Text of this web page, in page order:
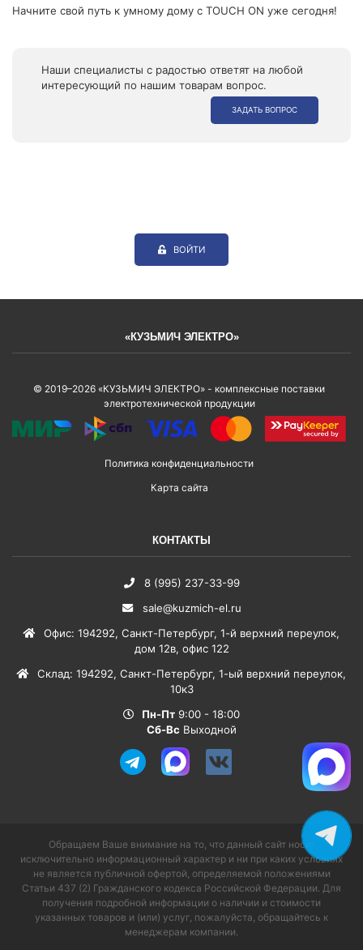
Начните свой путь к умному дому с TOUCH ON уже сегодня!
Наши специалисты с радостью ответят на любой
интересующий по нашим товарам вопрос.
ЗАДАТЬ ВОПРОС
ВОЙТИ
«КУЗЬМИЧ ЭЛЕКТРО»
© 2019–2026 «КУЗЬМИЧ ЭЛЕКТРО» - комплексные поставки
электротехнической продукции
Политика конфиденциальности
Карта сайта
КОНТАКТЫ
8 (995) 237-33-99
sale@kuzmich-el.ru
Офис: 194292, Санкт-Петербург, 1-й верхний переулок,
дом 12в, офис 122
Склад: 194292, Санкт-Петербург, 1-ый верхний переулок,
10к3
Пн-Пт 9:00 - 18:00
Сб-Вс Выходной
Обращаем Ваше внимание на то, что данный сайт носит
исключительно информационный характер и ни при каких условиях
не является публичной офертой, определяемой положениями
Статьи 437 (2) Гражданского кодекса Российской Федерации. Для
получения подробной информации о наличии и стоимости
указанных товаров и (или) услуг, пожалуйста, обращайтесь к
менеджерам компании.